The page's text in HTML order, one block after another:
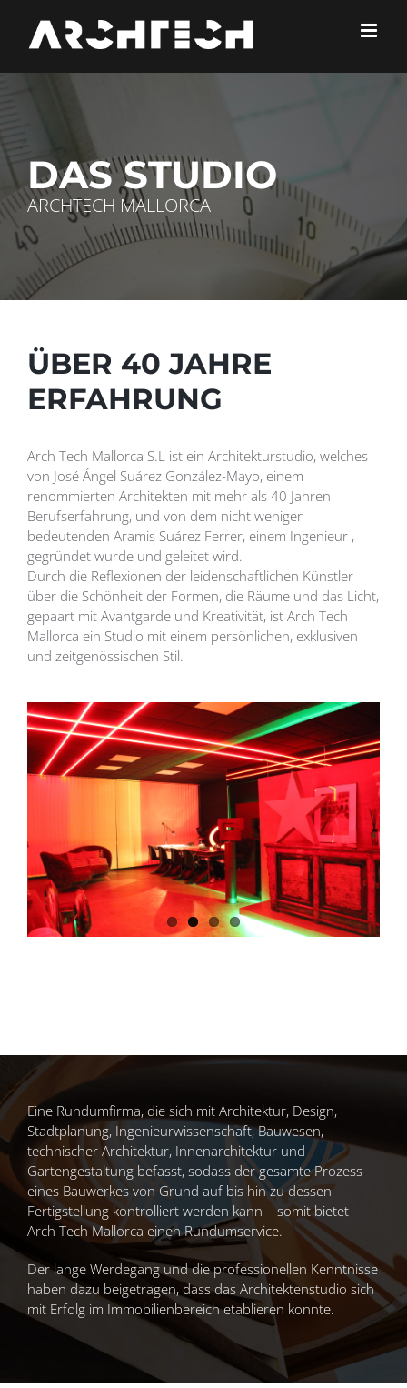
content
DAS STUDIO
ARCHTECH MALLORCA
ÜBER 40 JAHRE
ERFAHRUNG
Arch Tech Mallorca S.L ist ein Architekturstudio, welches
von José Ángel Suárez González-Mayo, einem
renommierten Architekten mit mehr als 40 Jahren
Berufserfahrung, und von dem nicht weniger
bedeutenden Aramis Suárez Ferrer, einem Ingenieur ,
gegründet wurde und geleitet wird.
Durch die Reflexionen der leidenschaftlichen Künstler
über die Schönheit der Formen, die Räume und das Licht,
gepaart mit Avantgarde und Kreativität, ist Arch Tech
Mallorca ein Studio mit einem persönlichen, exklusiven
und zeitgenössischen Stil.
Eine Rundumfirma, die sich mit Architektur, Design,
Stadtplanung, Ingenieurwissenschaft, Bauwesen,
technischer Architektur, Innenarchitektur und
Gartengestaltung befasst, sodass der gesamte Prozess
eines Bauwerkes von Grund auf bis hin zu dessen
Fertigstellung kontrolliert werden kann – somit bietet
Arch Tech Mallorca einen Rundumservice.
Der lange Werdegang und die professionellen Kenntnisse
haben dazu beigetragen, dass das Architektenstudio sich
mit Erfolg im Immobilienbereich etablieren konnte.